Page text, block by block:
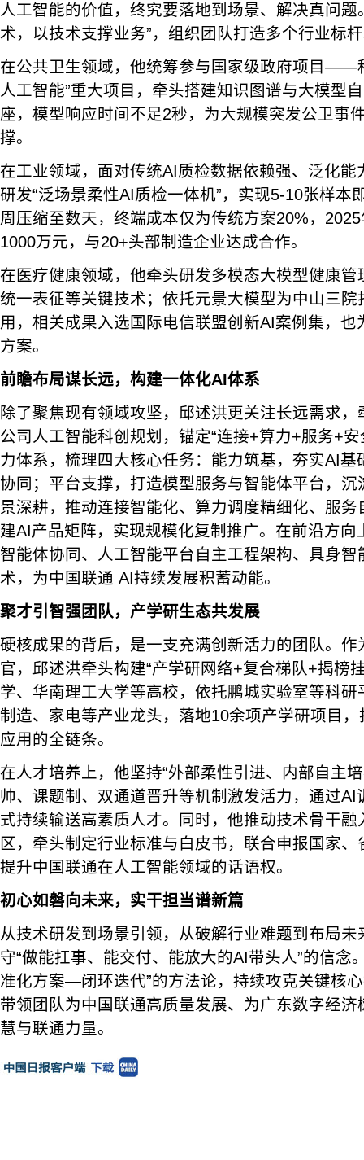
人工智能的价值，终究要落地到场景、解决真问题
术，以技术支撑业务”，组织团队打造多个行业标
在公共卫生领域，他统筹参与国家级政府项目——
人工智能”重大项目，牵头搭建知识图谱与大模型
座，模型响应时间不足2秒，为大规模突发公卫事
撑。
在工业领域，面对传统AI质检数据依赖强、泛化能
研发“泛场景柔性AI质检一体机”，实现5-10张样本
周压缩至数天，终端成本仅为传统方案20%，
1000万元，与20+头部制造企业达成合作。
在医疗健康领域，他牵头研发多模态大模型健康
统一表征等关键技术；依托元景大模型为中山三院
用，相关成果入选国际电信联盟创新AI案例集，也
方案。
前瞻布局谋长远，构建一体化AI体系
除了聚焦现有领域攻坚，邱述洪更关注长远需求
公司人工智能科创规划，锚定“连接+算力+服务+
力体系，梳理四大核心任务：能力筑基，夯实AI基
协同；平台支撑，打造模型服务与智能体平台，
景深耕，推动连接智能化、算力调度精细化、服
建AI产品矩阵，实现规模化复制推广。在前沿方向
智能体协同、人工智能平台自主工程架构、具身
术，为中国联通 AI持续发展积蓄动能。
聚才引智强团队，产学研生态共发展
硬核成果的背后，是一支充满创新活力的团队。作
官，邱述洪牵头构建“产学研网络+复合梯队+揭榜
学、华南理工大学等高校，依托鹏城实验室等科
制造、家电等产业龙头，落地10余项产学研项目
应用的全链条。
在人才培养上，他坚持“外部柔性引进、内部自主
帅、课题制、双通道晋升等机制激发活力，通过AI
式持续输送高素质人才。同时，他推动技术骨干
区，牵头制定行业标准与白皮书，联合申报国家
提升中国联通在人工智能领域的话语权。
初心如磐向未来，实干担当谱新篇
从技术研发到场景引领，从破解行业难题到布局
守“做能扛事、能交付、能放大的AI带头人”的信念
准化方案—闭环迭代”的方法论，持续攻克关键核
带领团队为中国联通高质量发展、为广东数字经
慧与联通力量。